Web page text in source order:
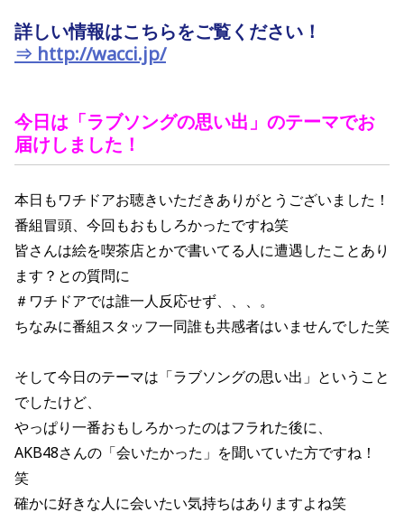
詳しい情報はこちらをご覧ください！
⇒ http://wacci.jp/
今日は「ラブソングの思い出」のテーマでお
届けしました！
本日もワチドアお聴きいただきありがとうございました！
番組冒頭、今回もおもしろかったですね笑
皆さんは絵を喫茶店とかで書いてる人に遭遇したことあり
ます？との質問に
＃ワチドアでは誰一人反応せず、、、。
ちなみに番組スタッフ一同誰も共感者はいませんでした笑
そして今日のテーマは「ラブソングの思い出」ということ
でしたけど、
やっぱり一番おもしろかったのはフラれた後に、
AKB48さんの「会いたかった」を聞いていた方ですね！
笑
確かに好きな人に会いたい気持ちはありますよね笑